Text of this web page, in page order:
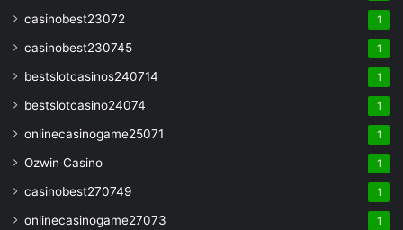
casinobest23072 1
casinobest230745 1
bestslotcasinos240714 1
bestslotcasino24074 1
onlinecasinogame25071 1
Ozwin Casino 1
casinobest270749 1
onlinecasinogame27073 1